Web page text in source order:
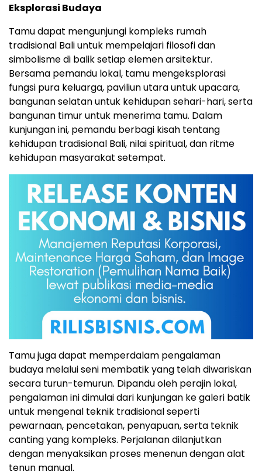
Eksplorasi Budaya
Tamu dapat mengunjungi kompleks rumah
tradisional Bali untuk mempelajari filosofi dan
simbolisme di balik setiap elemen arsitektur.
Bersama pemandu lokal, tamu mengeksplorasi
fungsi pura keluarga, paviliun utara untuk upacara,
bangunan selatan untuk kehidupan sehari-hari, serta
bangunan timur untuk menerima tamu. Dalam
kunjungan ini, pemandu berbagi kisah tentang
kehidupan tradisional Bali, nilai spiritual, dan ritme
kehidupan masyarakat setempat.
Tamu juga dapat memperdalam pengalaman
budaya melalui seni membatik yang telah diwariskan
secara turun-temurun. Dipandu oleh perajin lokal,
pengalaman ini dimulai dari kunjungan ke galeri batik
untuk mengenal teknik tradisional seperti
pewarnaan, pencetakan, penyapuan, serta teknik
canting yang kompleks. Perjalanan dilanjutkan
dengan menyaksikan proses menenun dengan alat
tenun manual.